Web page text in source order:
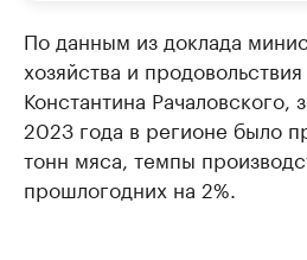
По данным из доклада
хозяйства и
Константина Рачаловского,
2023 года в регионе было
тонн мяса, темпы
прошлогодних на 2%.